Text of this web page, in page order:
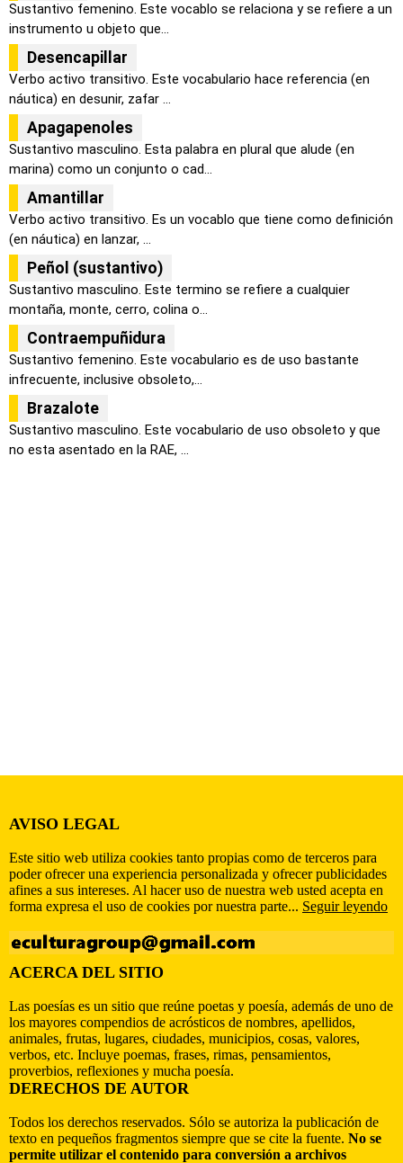
Sustantivo femenino. Este vocablo se relaciona y se refiere a un
instrumento u objeto que...
Desencapillar
Verbo activo transitivo. Este vocabulario hace referencia (en
náutica) en desunir, zafar ...
Apagapenoles
Sustantivo masculino. Esta palabra en plural que alude (en
marina) como un conjunto o cad...
Amantillar
Verbo activo transitivo. Es un vocablo que tiene como definición
(en náutica) en lanzar, ...
Peñol (sustantivo)
Sustantivo masculino. Este termino se refiere a cualquier
montaña, monte, cerro, colina o...
Contraempuñidura
Sustantivo femenino. Este vocabulario es de uso bastante
infrecuente, inclusive obsoleto,...
Brazalote
Sustantivo masculino. Este vocabulario de uso obsoleto y que
no esta asentado en la RAE, ...
AVISO LEGAL
Este sitio web utiliza cookies tanto propias como de terceros para
poder ofrecer una experiencia personalizada y ofrecer publicidades
afines a sus intereses. Al hacer uso de nuestra web usted acepta en
forma expresa el uso de cookies por nuestra parte... Seguir leyendo
ACERCA DEL SITIO
Las poesías es un sitio que reúne poetas y poesía, además de uno de
los mayores compendios de acrósticos de nombres, apellidos,
animales, frutas, lugares, ciudades, municipios, cosas, valores,
verbos, etc. Incluye poemas, frases, rimas, pensamientos,
proverbios, reflexiones y mucha poesía.
DERECHOS DE AUTOR
Todos los derechos reservados. Sólo se autoriza la publicación de
texto en pequeños fragmentos siempre que se cite la fuente. No se
permite utilizar el contenido para conversión a archivos